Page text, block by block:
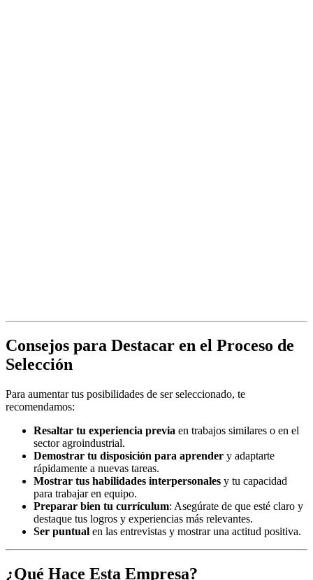
Consejos para Destacar en el Proceso de
Selección
Para aumentar tus posibilidades de ser seleccionado, te
recomendamos:
Resaltar tu experiencia previa en trabajos similares o en el
sector agroindustrial.
Demostrar tu disposición para aprender y adaptarte
rápidamente a nuevas tareas.
Mostrar tus habilidades interpersonales y tu capacidad
para trabajar en equipo.
Preparar bien tu currículum: Asegúrate de que esté claro y
destaque tus logros y experiencias más relevantes.
Ser puntual en las entrevistas y mostrar una actitud positiva.
¿Qué Hace Esta Empresa?